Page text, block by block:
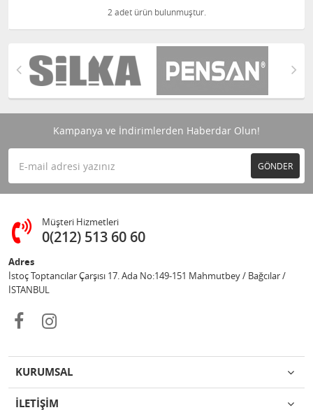
2 adet ürün bulunmuştur.
Kampanya ve İndirimlerden Haberdar Olun!
GÖNDER
Müşteri Hizmetleri
0(212) 513 60 60
Adres
İstoç Toptancılar Çarşısı 17. Ada No:149-151 Mahmutbey / Bağcılar /
İSTANBUL
KURUMSAL
İLETİŞİM